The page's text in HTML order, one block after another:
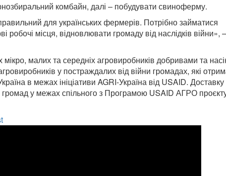
комбайн, далі – побудувати свиноферму.
для українських фермерів. Потрібно займатися
місця, відновлювати громаду від наслідків війни», –
малих та середніх агровиробників добривами та
у постраждалих від війни громадах, які
в межах ініціативи AGRI-Україна від USAID. Доставку
громад у межах спільного з Програмою USAID АГРО